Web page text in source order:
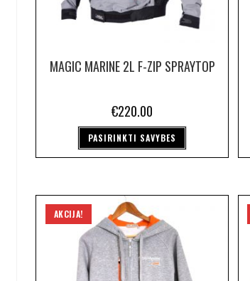
MAGIC MARINE 2L F-ZIP SPRAYTOP
€220.00
PASIRINKTI SAVYBES
AKCIJA!